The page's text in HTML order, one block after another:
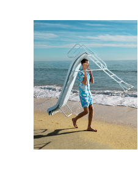
Pantalones
Camisas
Shorts
Sudaderas
Ver todo Pret-a-porter
Niña
Ver todo Niña
Trajes de baño